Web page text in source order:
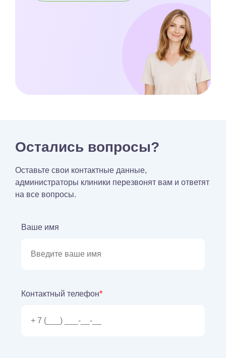
Остались вопросы?
Оставьте свои контактные данные,
администраторы клиники перезвонят вам и ответят
на все вопросы.
Ваше имя
Контактный телефон*